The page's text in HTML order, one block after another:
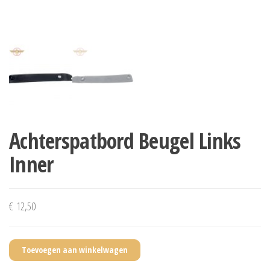
Achterspatbord Beugel Links
Inner
€ 12,50
Toevoegen aan winkelwagen